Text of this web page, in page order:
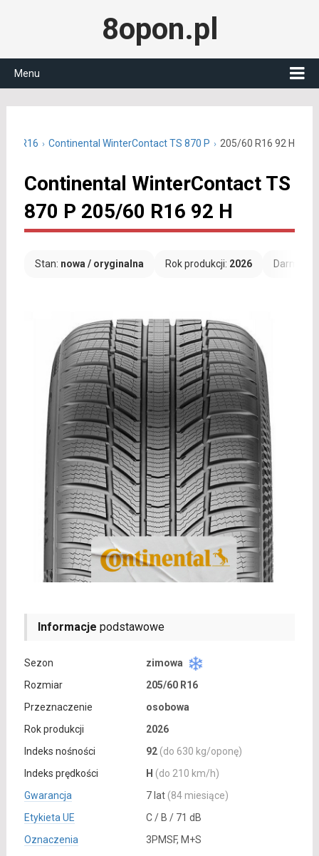
8opon.pl
Menu
60 R16 Continental WinterContact TS 870 P 205/60 R16 92 H
Continental WinterContact TS
870 P 205/60 R16 92 H
Stan: nowa / oryginalna Rok produkcji: 2026
Informacje podstawowe
Sezon
zimowa
Rozmiar
205/60 R16
Przeznaczenie
osobowa
Rok produkcji
2026
Indeks nośności
92 (do 630 kg/oponę)
Indeks prędkości
H (do 210 km/h)
Gwarancja
7 lat (84 miesiące)
Etykieta UE
C / B / 71 dB
Oznaczenia
3PMSF, M+S